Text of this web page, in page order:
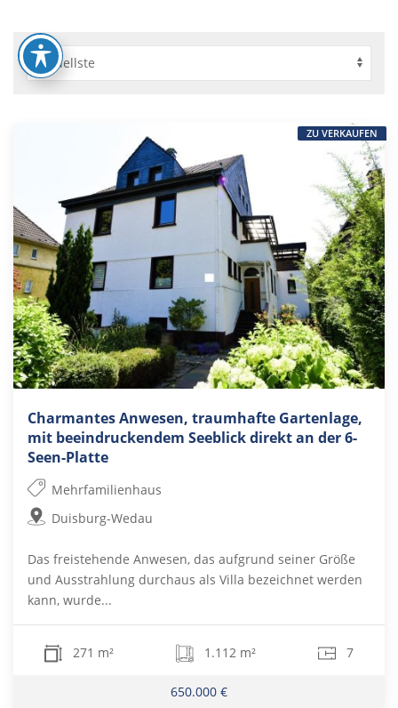
Charmantes Anwesen, traumhafte Gartenlage,
mit beeindruckendem Seeblick direkt an der 6-
Seen-Platte
Mehrfamilienhaus
Duisburg-Wedau
Das freistehende Anwesen, das aufgrund seiner Größe
und Ausstrahlung durchaus als Villa bezeichnet werden
kann, wurde...
271 m² 1.112 m² 7
650.000 €
ZU VERKAUFEN